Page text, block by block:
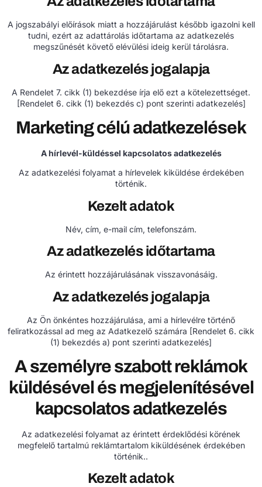
A jogszabályi előírások miatt a hozzájárulást később igazolni kell
tudni, ezért az adattárolás időtartama az adatkezelés
megszűnését követő elévülési ideig kerül tárolásra.
Az adatkezelés jogalapja
A Rendelet 7. cikk (1) bekezdése írja elő ezt a kötelezettséget.
[Rendelet 6. cikk (1) bekezdés c) pont szerinti adatkezelés]
Marketing célú adatkezelések
A hírlevél-küldéssel kapcsolatos adatkezelés
Az adatkezelési folyamat a hírlevelek kiküldése érdekében
történik.
Kezelt adatok
Név, cím, e-mail cím, telefonszám.
Az adatkezelés időtartama
Az érintett hozzájárulásának visszavonásáig.
Az adatkezelés jogalapja
Az Ön önkéntes hozzájárulása, ami a hírlevélre történő
feliratkozással ad meg az Adatkezelő számára [Rendelet 6. cikk
(1) bekezdés a) pont szerinti adatkezelés]
A személyre szabott reklámok
küldésével és megjelenítésével
kapcsolatos adatkezelés
Az adatkezelési folyamat az érintett érdeklődési körének
megfelelő tartalmú reklámtartalom kiküldésének érdekében
történik..
Kezelt adatok